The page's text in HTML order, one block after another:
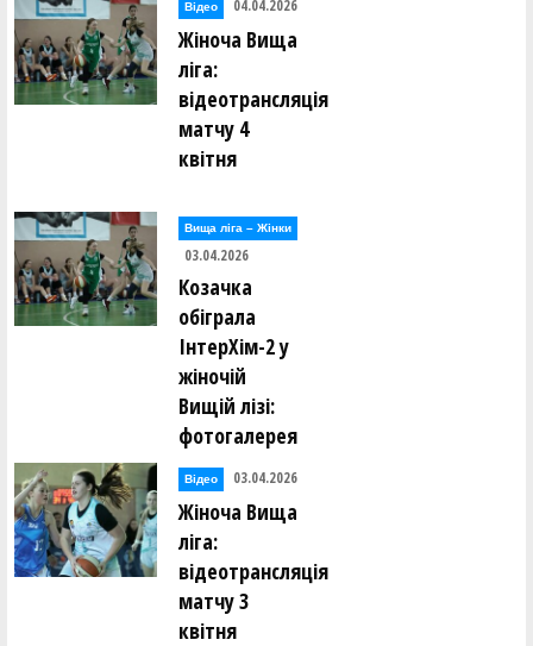
Відео 04.04.2026
Жіноча Вища
ліга:
відеотрансляція
матчу 4
квітня
Вища лiга – Жiнки
03.04.2026
Козачка
обіграла
ІнтерХім-2 у
жіночій
Вищій лізі:
фотогалерея
Відео 03.04.2026
Жіноча Вища
ліга:
відеотрансляція
матчу 3
квітня